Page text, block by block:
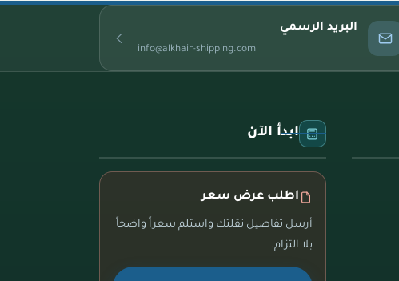
البريد الرسمي
info@alkhair-shipping.com
ابدأ الآن
اطلب عرض سعر
أرسل تفاصيل نقلتك واستلم سعراً واضحاً
بلا التزام.